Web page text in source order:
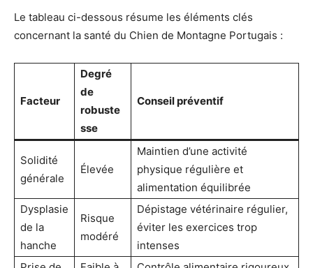
Le tableau ci-dessous résume les éléments clés
concernant la santé du Chien de Montagne Portugais :
Facteur
Degré
de
robuste
sse
Conseil préventif
Solidité
générale
Élevée
Maintien d’une activité
physique régulière et
alimentation équilibrée
Dysplasie
de la
hanche
Risque
modéré
Dépistage vétérinaire régulier,
éviter les exercices trop
intenses